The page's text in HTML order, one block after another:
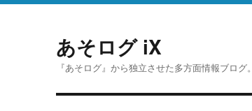
あそログ iX
『あそログ』から独立させた多方面情報ブログ。